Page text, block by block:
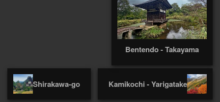
Bentendo - Takayama
Shirakawa-go Kamikochi - Yarigatake